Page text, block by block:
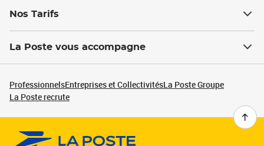
Nos Tarifs
La Poste vous accompagne
ProfessionnelsEntreprises et CollectivitésLa Poste Groupe
La Poste recrute